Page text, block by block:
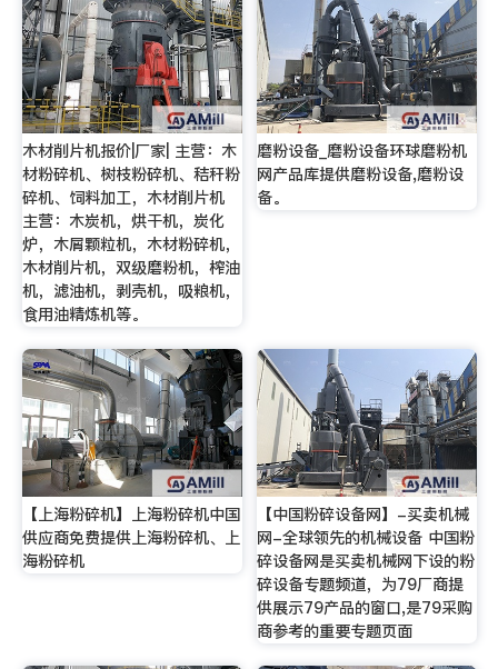
木材削片机报价|厂家| 主营：木
材粉碎机、树枝粉碎机、秸秆粉
碎机、饲料加工，木材削片机
主营：木炭机，烘干机，炭化
炉，木屑颗粒机，木材粉碎机，
木材削片机，双级磨粉机，榨油
机，滤油机，剥壳机，吸粮机，
食用油精炼机等。
磨粉设备_磨粉设备环球磨粉机
网产品库提供磨粉设备,磨粉设
备。
【上海粉碎机】上海粉碎机中国
供应商免费提供上海粉碎机、上
海粉碎机
【中国粉碎设备网】-买卖机械
网-全球领先的机械设备 中国粉
碎设备网是买卖机械网下设的粉
碎设备专题频道，为79厂商提
供展示79产品的窗口,是79采购
商参考的重要专题页面